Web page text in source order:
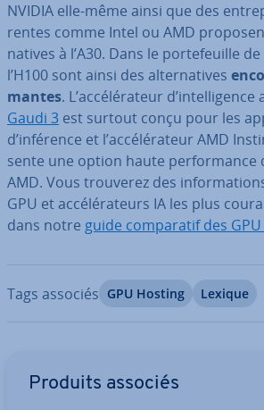
NVIDIA elle-même ainsi que des
rentes comme Intel ou AMD
na­tives à l’A30. Dans le por­te­feuille de
l’H100 sont ainsi des al­ter­na­tives
mantes. L’ac­cé­lé­ra­teur d’in­tel­li­gence
Gaudi 3 est surtout conçu pour les
d’inférence et l’ac­cé­lé­ra­teur AMD
sente une option haute per­for­mance
AMD. Vous trouverez des
GPU et ac­cé­lé­ra­teurs IA les plus
dans notre guide com­pa­ra­tif des
Tags associés GPU Hosting Lexique
Produits associés